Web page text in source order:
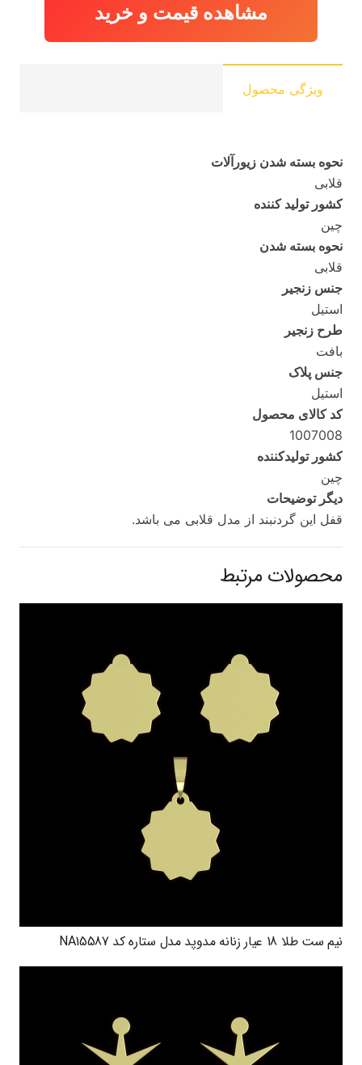
مشاهده قیمت و خرید
ویژگی محصول
نحوه بسته شدن زیورآلات
قلابی
کشور تولید کننده
چین
نحوه بسته شدن
قلابی
جنس زنجیر
استیل
طرح زنجیر
بافت
جنس پلاک
استیل
کد کالای محصول
1007008
کشور تولید‌کننده
چین
دیگر توضیحات
قفل این گردنبند از مدل قلابی می باشد.
محصولات مرتبط
نیم ست طلا 18 عیار زنانه مدوپد مدل ستاره کد NA15587